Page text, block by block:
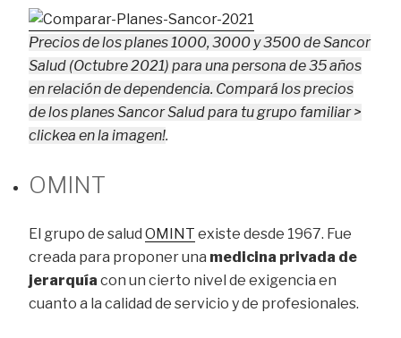
Precios de los planes 1000, 3000 y 3500 de Sancor
Salud (Octubre 2021) para una persona de 35 años
en relación de dependencia. Compará los precios
de los planes Sancor Salud para tu grupo familiar >
clickea en la imagen!.
OMINT
El grupo de salud OMINT existe desde 1967. Fue
creada para proponer una medicina privada de
jerarquía con un cierto nivel de exigencia en
cuanto a la calidad de servicio y de profesionales.